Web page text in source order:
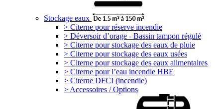
Stockage eaux
> Citerne pour réserve incendie
> Déversoir d’orage - Bassin tampon régulé
> Citerne pour stockage des eaux de pluie
> Citerne pour stockage des eaux usées
> Citerne pour stockage des eaux alimentaires
> Citerne pour l’eau incendie HBE
> Citerne DFCI (incendie)
> Accessoires / Options